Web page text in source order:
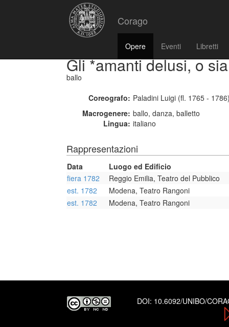
Corago
Opere Eventi Libretti
Gli *amanti delusi, o
ballo
Coreografo: Paladini Luigi (fl. 1765 -
Macrogenere: ballo, danza, balletto
Lingua: italiano
Rappresentazioni
Data
Luogo ed Edificio
fiera 1782
Reggio Emilia, Teatro del Pubblico
est. 1782
Modena, Teatro Rangoni
est. 1782
Modena, Teatro Rangoni
DOI: 10.6092/UNIBO/